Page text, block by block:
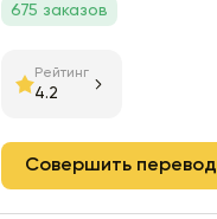
675 заказов
Рейтинг
4.2
Совершить перевод